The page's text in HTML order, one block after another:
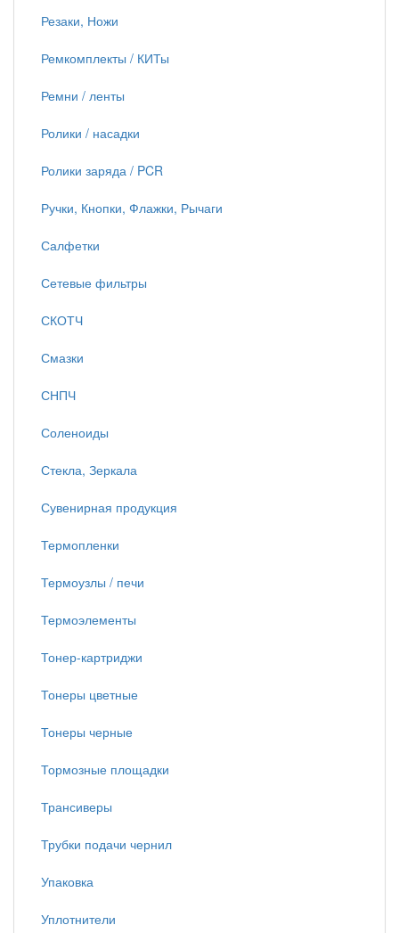
Резаки, Ножи
Ремкомплекты / КИТы
Ремни / ленты
Ролики / насадки
Ролики заряда / PCR
Ручки, Кнопки, Флажки, Рычаги
Салфетки
Сетевые фильтры
СКОТЧ
Смазки
СНПЧ
Соленоиды
Стекла, Зеркала
Сувенирная продукция
Термопленки
Термоузлы / печи
Термоэлементы
Тонер-картриджи
Тонеры цветные
Тонеры черные
Тормозные площадки
Трансиверы
Трубки подачи чернил
Упаковка
Уплотнители